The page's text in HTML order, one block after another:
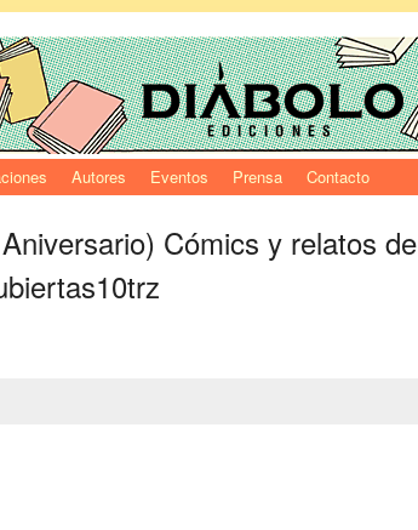
Autores Eventos Prensa Contacto
Cómics y relatos de